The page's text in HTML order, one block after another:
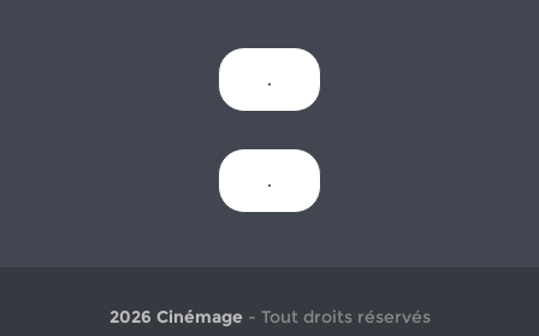
.
.
2026 Cinémage - Tout droits réservés